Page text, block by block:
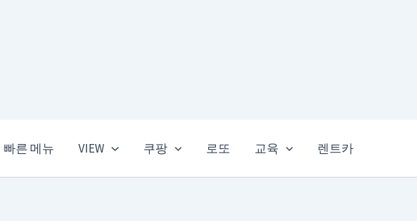
빠른 메뉴 VIEW 쿠팡 로또 교육 렌트카